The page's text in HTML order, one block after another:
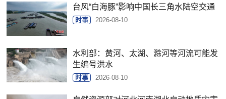
台风“白海豚”影响中国长三角水陆空交通
时事 2026-08-10
水利部：黄河、太湖、滁河等河流可能发
生编号洪水
时事 2026-08-10